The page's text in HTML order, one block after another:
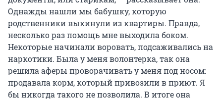
Однажды нашли мы бабушку, которую
родственники выкинули из квартиры. Правда,
несколько раз помощь мне выходила боком.
Некоторые начинали воровать, подсаживались на
наркотики. Была у меня волонтерка, так она
решила аферы проворачивать у меня под носом:
продавала корм, который привозили в приют. Я
бы никогда такого не позволила. В итоге она